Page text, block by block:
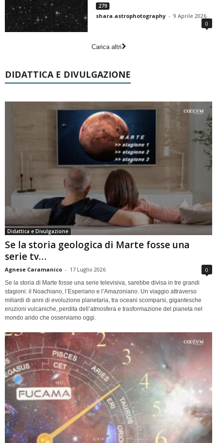
279
shara.astrophotography - 9 Aprile 2026
0
Carica altri
DIDATTICA E DIVULGAZIONE
Didattica e Divulgazione
Se la storia geologica di Marte fosse una
serie tv…
Agnese Caramanico - 17 Luglio 2026 0
Se la storia di Marte fosse una serie televisiva, sarebbe divisa in tre grandi
stagioni: il Noachiano, l’Esperiano e l’Amazoniano. Un viaggio attraverso
miliardi di anni di evoluzione planetaria, tra oceani scomparsi, gigantesche
eruzioni vulcaniche, perdita dell’atmosfera e trasformazione del pianeta nel
mondo arido che osserviamo oggi.